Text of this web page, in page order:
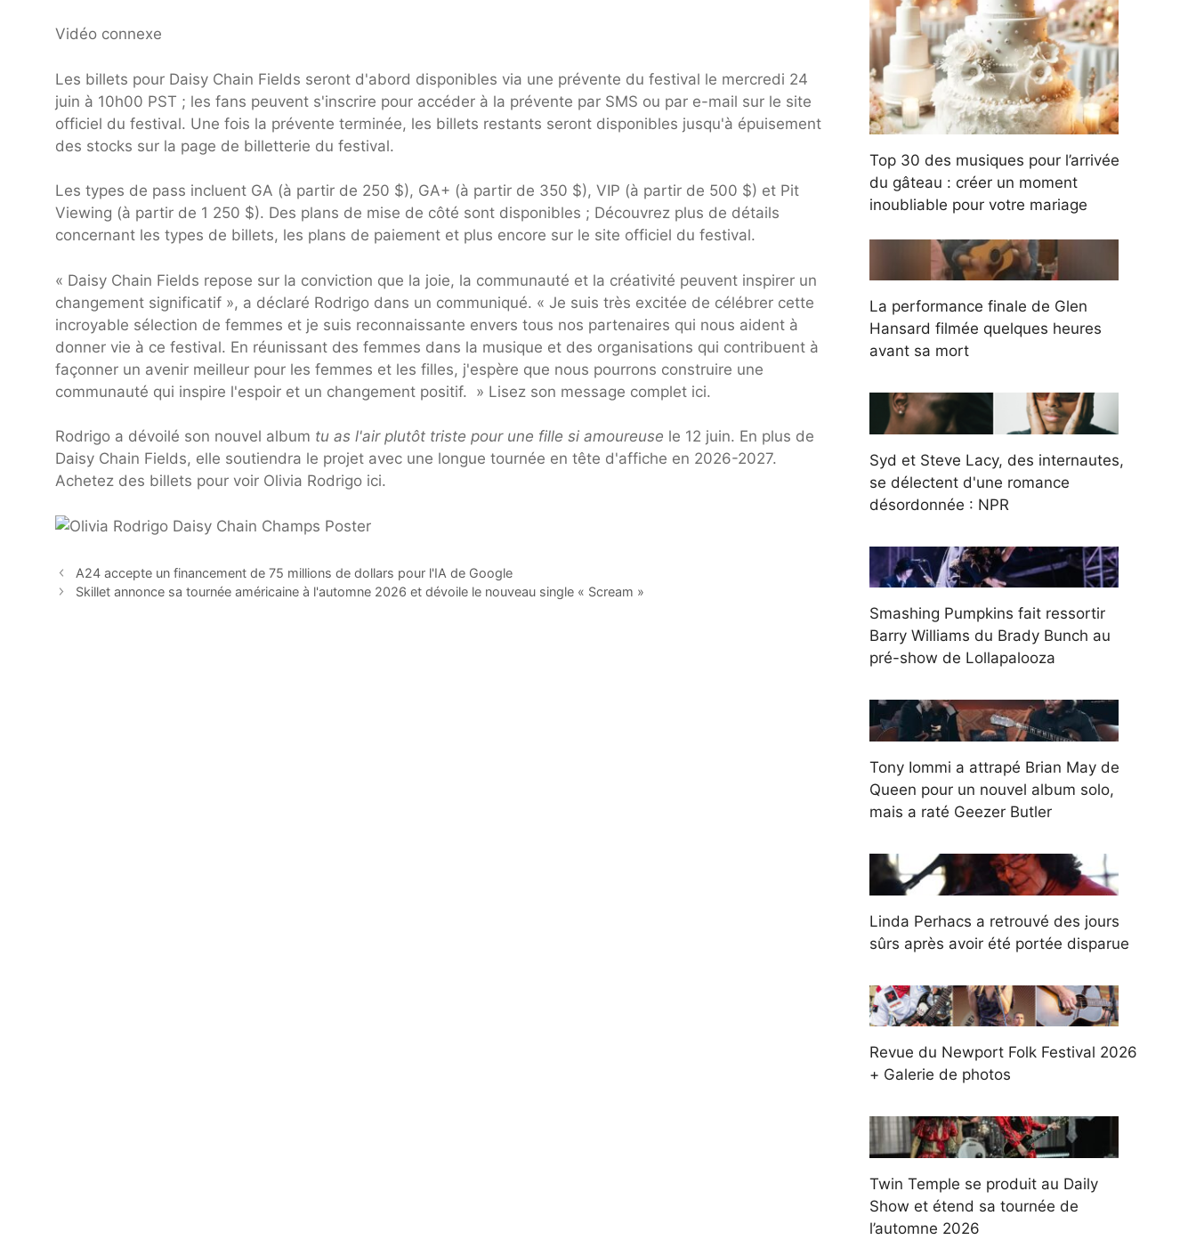
Vidéo connexe
Les billets pour Daisy Chain Fields seront d'abord disponibles via une prévente du festival le mercredi 24
juin à 10h00 PST ; les fans peuvent s'inscrire pour accéder à la prévente par SMS ou par e-mail sur le site
officiel du festival. Une fois la prévente terminée, les billets restants seront disponibles jusqu'à épuisement
des stocks sur la page de billetterie du festival.
Les types de pass incluent GA (à partir de 250 $), GA+ (à partir de 350 $), VIP (à partir de 500 $) et Pit
Viewing (à partir de 1 250 $). Des plans de mise de côté sont disponibles ; Découvrez plus de détails
concernant les types de billets, les plans de paiement et plus encore sur le site officiel du festival.
« Daisy Chain Fields repose sur la conviction que la joie, la communauté et la créativité peuvent inspirer un
changement significatif », a déclaré Rodrigo dans un communiqué. « Je suis très excitée de célébrer cette
incroyable sélection de femmes et je suis reconnaissante envers tous nos partenaires qui nous aident à
donner vie à ce festival. En réunissant des femmes dans la musique et des organisations qui contribuent à
façonner un avenir meilleur pour les femmes et les filles, j'espère que nous pourrons construire une
communauté qui inspire l'espoir et un changement positif. » Lisez son message complet ici.
Rodrigo a dévoilé son nouvel album tu as l'air plutôt triste pour une fille si amoureuse le 12 juin. En plus de
Daisy Chain Fields, elle soutiendra le projet avec une longue tournée en tête d'affiche en 2026-2027.
Achetez des billets pour voir Olivia Rodrigo ici.
A24 accepte un financement de 75 millions de dollars pour l'IA de Google
Skillet annonce sa tournée américaine à l'automne 2026 et dévoile le nouveau single « Scream »
Top 30 des musiques pour l’arrivée
du gâteau : créer un moment
inoubliable pour votre mariage
La performance finale de Glen
Hansard filmée quelques heures
avant sa mort
Syd et Steve Lacy, des internautes,
se délectent d'une romance
désordonnée : NPR
Smashing Pumpkins fait ressortir
Barry Williams du Brady Bunch au
pré-show de Lollapalooza
Tony Iommi a attrapé Brian May de
Queen pour un nouvel album solo,
mais a raté Geezer Butler
Linda Perhacs a retrouvé des jours
sûrs après avoir été portée disparue
Revue du Newport Folk Festival 2026
+ Galerie de photos
Twin Temple se produit au Daily
Show et étend sa tournée de
l’automne 2026